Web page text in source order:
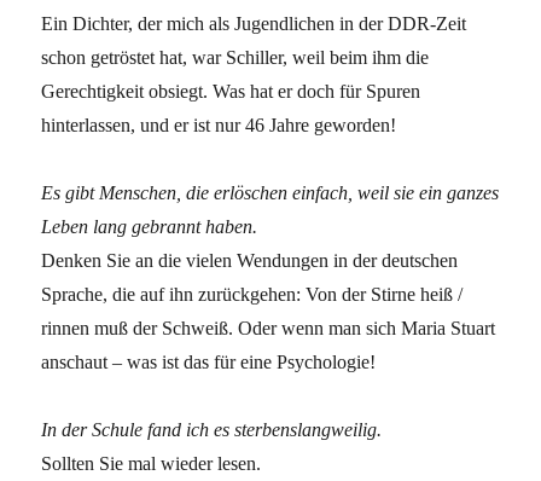
Ein Dichter, der mich als Jugendlichen in der DDR-Zeit
schon getröstet hat, war Schiller, weil beim ihm die
Gerechtigkeit obsiegt. Was hat er doch für Spuren
hinterlassen, und er ist nur 46 Jahre geworden!
Es gibt Menschen, die erlöschen einfach, weil sie ein ganzes
Leben lang gebrannt haben.
Denken Sie an die vielen Wendungen in der deutschen
Sprache, die auf ihn zurückgehen: Von der Stirne heiß /
rinnen muß der Schweiß. Oder wenn man sich Maria Stuart
anschaut – was ist das für eine Psychologie!
In der Schule fand ich es sterbenslangweilig.
Sollten Sie mal wieder lesen.